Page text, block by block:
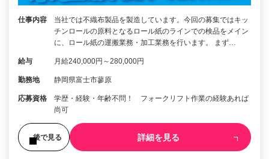
仕事内容
当社では不織布製品を製造しています。今回の募集ではキッ
チンロールの原料となるロール紙のラインでの検品をメイン
に、ロール紙の運搬業務・加工業務を行います。 まず…
給与 月給240,000円～280,000円
勤務地 静岡県富士市蓼原
応募資格
学歴・経験・年齢不問！ フォークリフト作業の経験あれば
尚可
後で見る 詳細を見る